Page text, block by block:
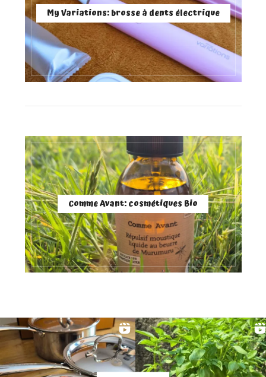
My Variations: brosse à dents électrique
Comme Avant: cosmétiques Bio